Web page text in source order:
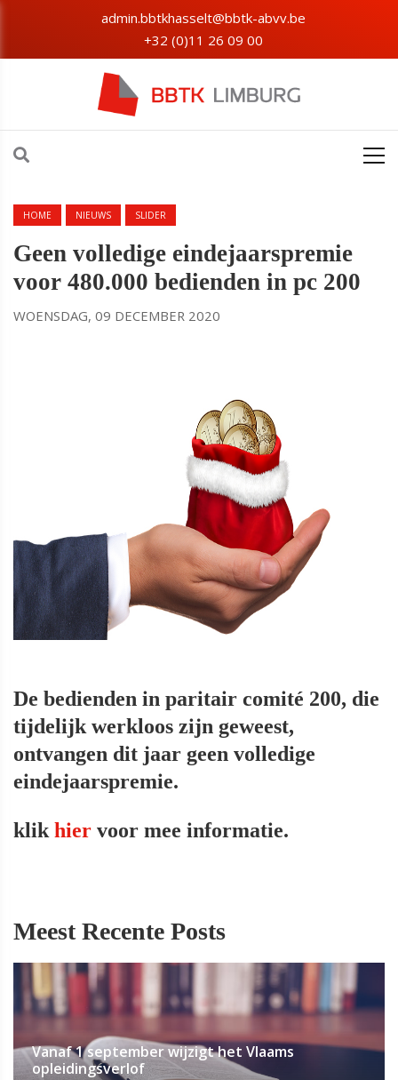
admin.bbtkhasselt@bbtk-abvv.be
+32 (0)11 26 09 00
HOME NIEUWS SLIDER
Geen volledige eindejaarspremie
voor 480.000 bedienden in pc 200
WOENSDAG, 09 DECEMBER 2020
De bedienden in paritair comité 200, die
tijdelijk werkloos zijn geweest,
ontvangen dit jaar geen volledige
eindejaarspremie.
klikhier voor mee informatie.
Meest Recente Posts
Vanaf 1 september wijzigt het Vlaams
opleidingsverlof